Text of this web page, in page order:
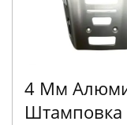
4 Мм
Штамповка